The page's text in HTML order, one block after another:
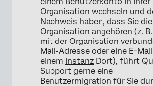
Organisation wechseln und
Nachweis haben, dass Sie
Organisation angehören (z.
mit der Organisation
Mail-Adresse oder eine E-
einem Instanz Dort), führt
Support gerne eine
Benutzermigration für Sie